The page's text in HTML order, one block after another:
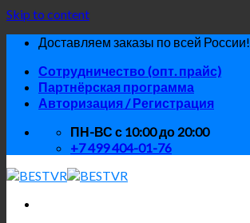
Skip to content
Доставляем заказы по всей России!
Сотрудничество (опт. прайс)
Партнёрская программа
Авторизация / Регистрация
ПН-ВС с 10:00 до 20:00
+7 499 404-01-76